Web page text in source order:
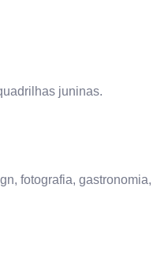
juninas.
fotografia, gastronomia,